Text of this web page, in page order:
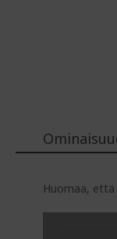
Huomaa, että